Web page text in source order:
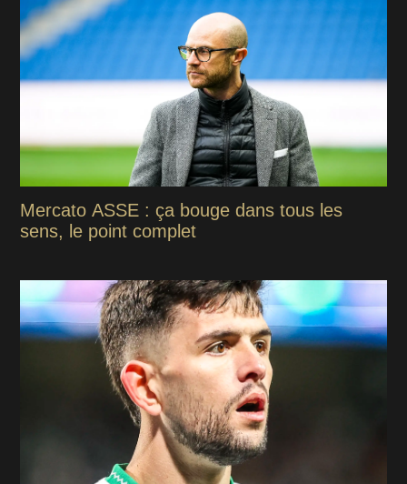
Mercato ASSE : ça bouge dans tous les
sens, le point complet